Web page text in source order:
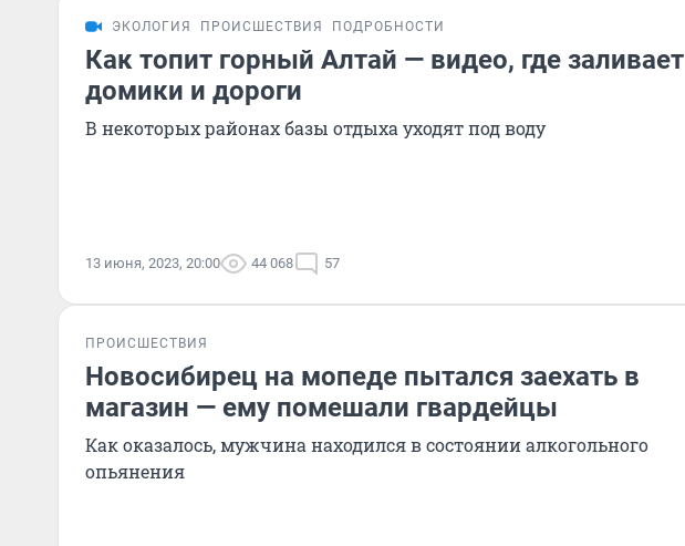
ЭКОЛОГИЯ ПРОИСШЕСТВИЯ ПОДРОБНОСТИ
Как топит горный Алтай — видео, где заливает
домики и дороги
В некоторых районах базы отдыха уходят под воду
13 июня, 2023, 20:00 44 068 57
ПРОИСШЕСТВИЯ
Новосибирец на мопеде пытался заехать в
магазин — ему помешали гвардейцы
Как оказалось, мужчина находился в состоянии алкогольного
опьянения